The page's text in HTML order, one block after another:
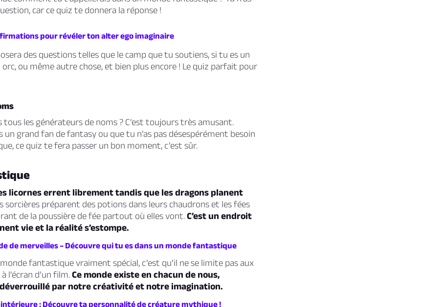
car ce quiz te donnera la réponse !
pour révéler ton alter ego imaginaire
des questions telles que le camp que tu soutiens, si tu es un
orc, ou même autre chose, et bien plus encore ! Le quiz parfait pour
tous les générateurs de noms ? C’est toujours très amusant.
un grand fan de fantasy ou que tu n’as pas désespérément besoin
ce quiz te fera passer un bon moment, c’est sûr.
licornes errent librement tandis que les dragons planent
sorcières préparent des potions dans leurs chaudrons et les fées
de la poussière de fée partout où elles vont.C’est un endroit
vie et la réalité s’estompe.
de merveilles – Découvre qui tu es dans un monde fantastique
fantastique vraiment spécial, c’est qu’il ne se limite pas aux
l’écran d’un film.Ce monde existe en chacun de nous,
par notre créativité et notre imagination.
intérieure : Découvre ta personnalité de créature mythique !